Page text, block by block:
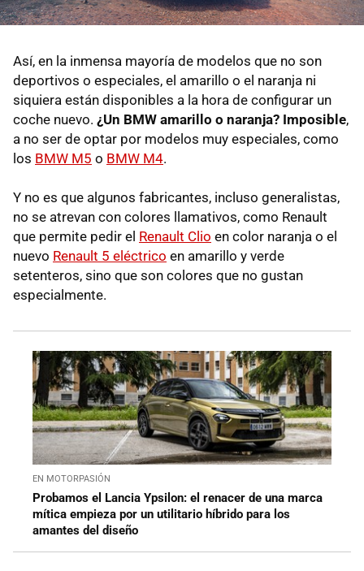
Así, en la inmensa mayoría de modelos que no son
deportivos o especiales, el amarillo o el naranja ni
siquiera están disponibles a la hora de configurar un
coche nuevo. ¿Un BMW amarillo o naranja? Imposible,
a no ser de optar por modelos muy especiales, como
los BMW M5 o BMW M4.
Y no es que algunos fabricantes, incluso generalistas,
no se atrevan con colores llamativos, como Renault
que permite pedir el Renault Clio en color naranja o el
nuevo Renault 5 eléctrico en amarillo y verde
setenteros, sino que son colores que no gustan
especialmente.
EN MOTORPASIÓN
Probamos el Lancia Ypsilon: el renacer de una marca
mítica empieza por un utilitario híbrido para los
amantes del diseño